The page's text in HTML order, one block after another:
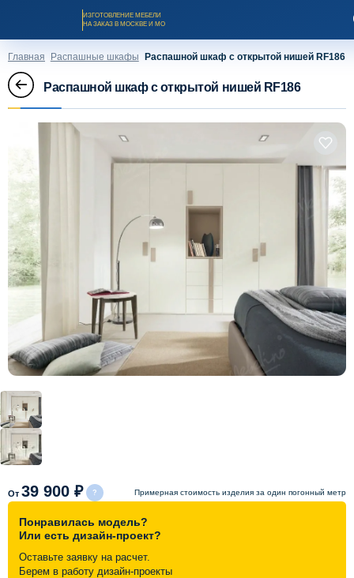
ИЗГОТОВЛЕНИЕ МЕБЕЛИ
НА ЗАКАЗ В МОСКВЕ И МО
Каталог мебели на заказ
О компании
Оплата и доставка
Рассрочка и кредит
Акции и скидки
Видеоотзывы
Статьи
Главная Распашные шкафы Распашной шкаф с открытой нишей RF186
Распашной шкаф с открытой нишей RF186
От 39 900 ₽ Примерная стоимость изделия за один погонный метр
Понравилась модель?
Или есть дизайн-проект?
Оставьте заявку на расчет.
Берем в работу дизайн-проекты